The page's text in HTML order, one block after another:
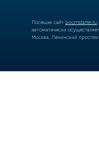
Посещая сайт boomstarter.ru
автоматически
Москва, Ленинский